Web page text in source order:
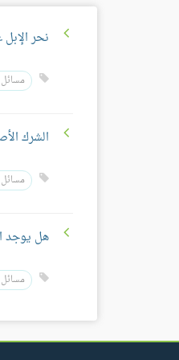
نحر
الشرك
هل يوجد